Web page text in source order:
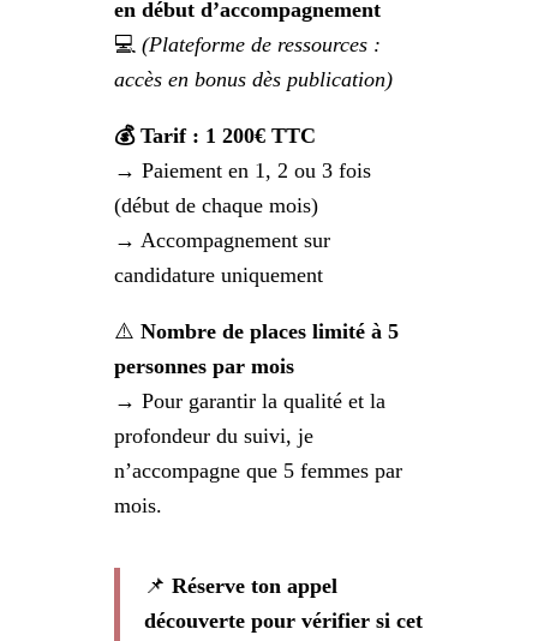
en début d’accompagnement
💻 (Plateforme de ressources :
accès en bonus dès publication)
💰 Tarif : 1 200€ TTC
→ Paiement en 1, 2 ou 3 fois
(début de chaque mois)
→ Accompagnement sur
candidature uniquement
⚠️ Nombre de places limité à 5
personnes par mois
→ Pour garantir la qualité et la
profondeur du suivi, je
n’accompagne que 5 femmes par
mois.
📌 Réserve ton appel
découverte pour vérifier si cet